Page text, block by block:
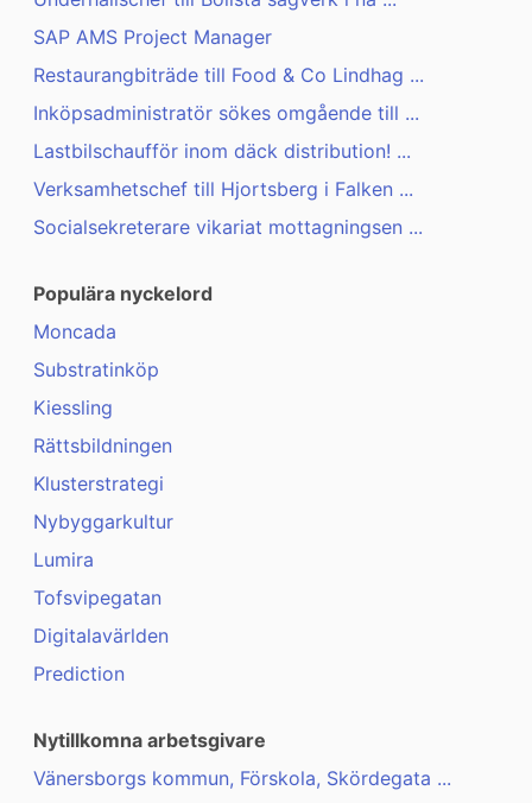
SAP AMS Project Manager
Restaurangbiträde till Food & Co Lindhag ...
Inköpsadministratör sökes omgående till ...
Lastbilschaufför inom däck distribution! ...
Verksamhetschef till Hjortsberg i Falken ...
Socialsekreterare vikariat mottagningsen ...
Populära nyckelord
Moncada
Substratinköp
Kiessling
Rättsbildningen
Klusterstrategi
Nybyggarkultur
Lumira
Tofsvipegatan
Digitalavärlden
Prediction
Nytillkomna arbetsgivare
Vänersborgs kommun, Förskola, Skördegata ...